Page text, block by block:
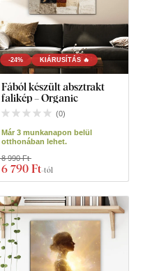
-24% KIÁRUSÍTÁS 🔥
Fából készült absztrakt
falikép – Organic
(0)
Már 3 munkanapon belül
otthonában lehet.
6 790 Ft-tól
8 990 Ft